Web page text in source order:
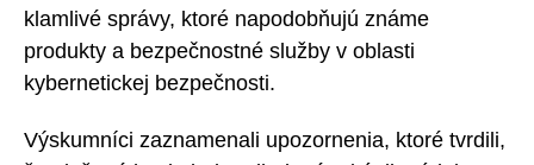
klamlivé správy, ktoré napodobňujú známe
produkty a bezpečnostné služby v oblasti
kybernetickej bezpečnosti.
Výskumníci zaznamenali upozornenia, ktoré tvrdili,